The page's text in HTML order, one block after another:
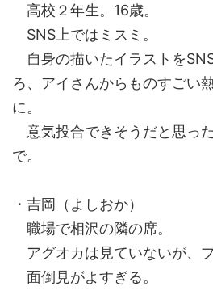
高校２年生。16歳。
SNS上ではミスミ。
自身の描いたイラストを
ろ、アイさんからものすごい
に。
意気投合できそうだと思っ
で。
・吉岡（よしおか）
職場で相沢の隣の席。
アグオカは見ていないが、
面倒見がよすぎる。